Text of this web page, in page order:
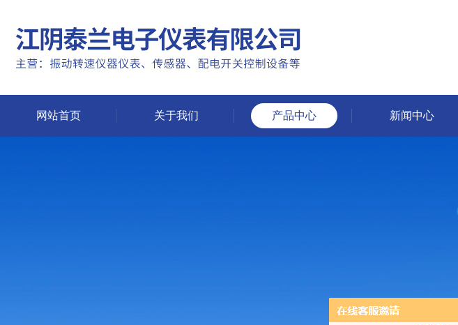
网站首页 关于我们 产品中心 新闻中心